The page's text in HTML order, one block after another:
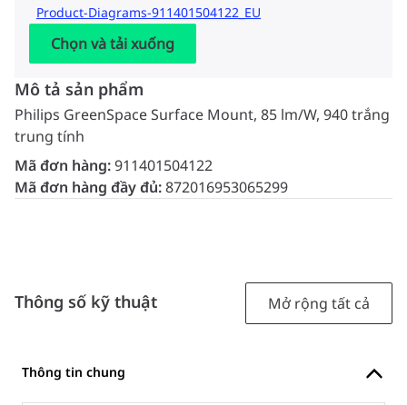
Product-Diagrams-911401504122_EU
Chọn và tải xuống
Mô tả sản phẩm
Philips GreenSpace Surface Mount, 85 lm/W, 940 trắng
trung tính
Mã đơn hàng:911401504122
Mã đơn hàng đầy đủ:872016953065299
Thông số kỹ thuật Mở rộng tất cả
Thông tin chung